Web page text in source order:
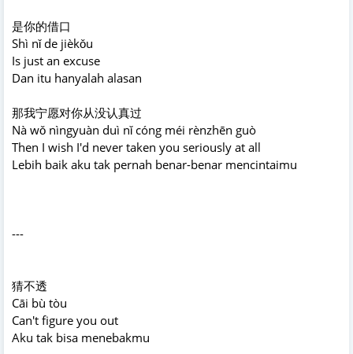
是你的借口
Shì nǐ de jièkǒu
Is just an excuse
Dan itu hanyalah alasan
那我宁愿对你从没认真过
Nà wǒ nìngyuàn duì nǐ cóng méi rènzhēn guò
Then I wish I'd never taken you seriously at all
Lebih baik aku tak pernah benar-benar mencintaimu
---
猜不透
Cāi bù tòu
Can't figure you out
Aku tak bisa menebakmu